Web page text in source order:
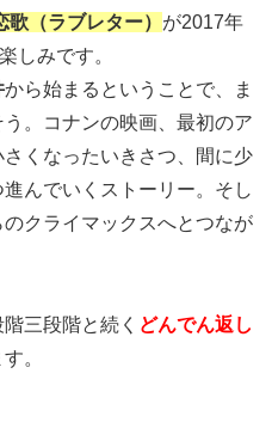
歌（ラブレター） が2017年
しみです。
から始まるということで、ま
。コナンの映画、最初のア
くなったいきさつ、間に少
んでいくストーリー。そし
クライマックスへとつなが
三段階と続く どんでん返し
。